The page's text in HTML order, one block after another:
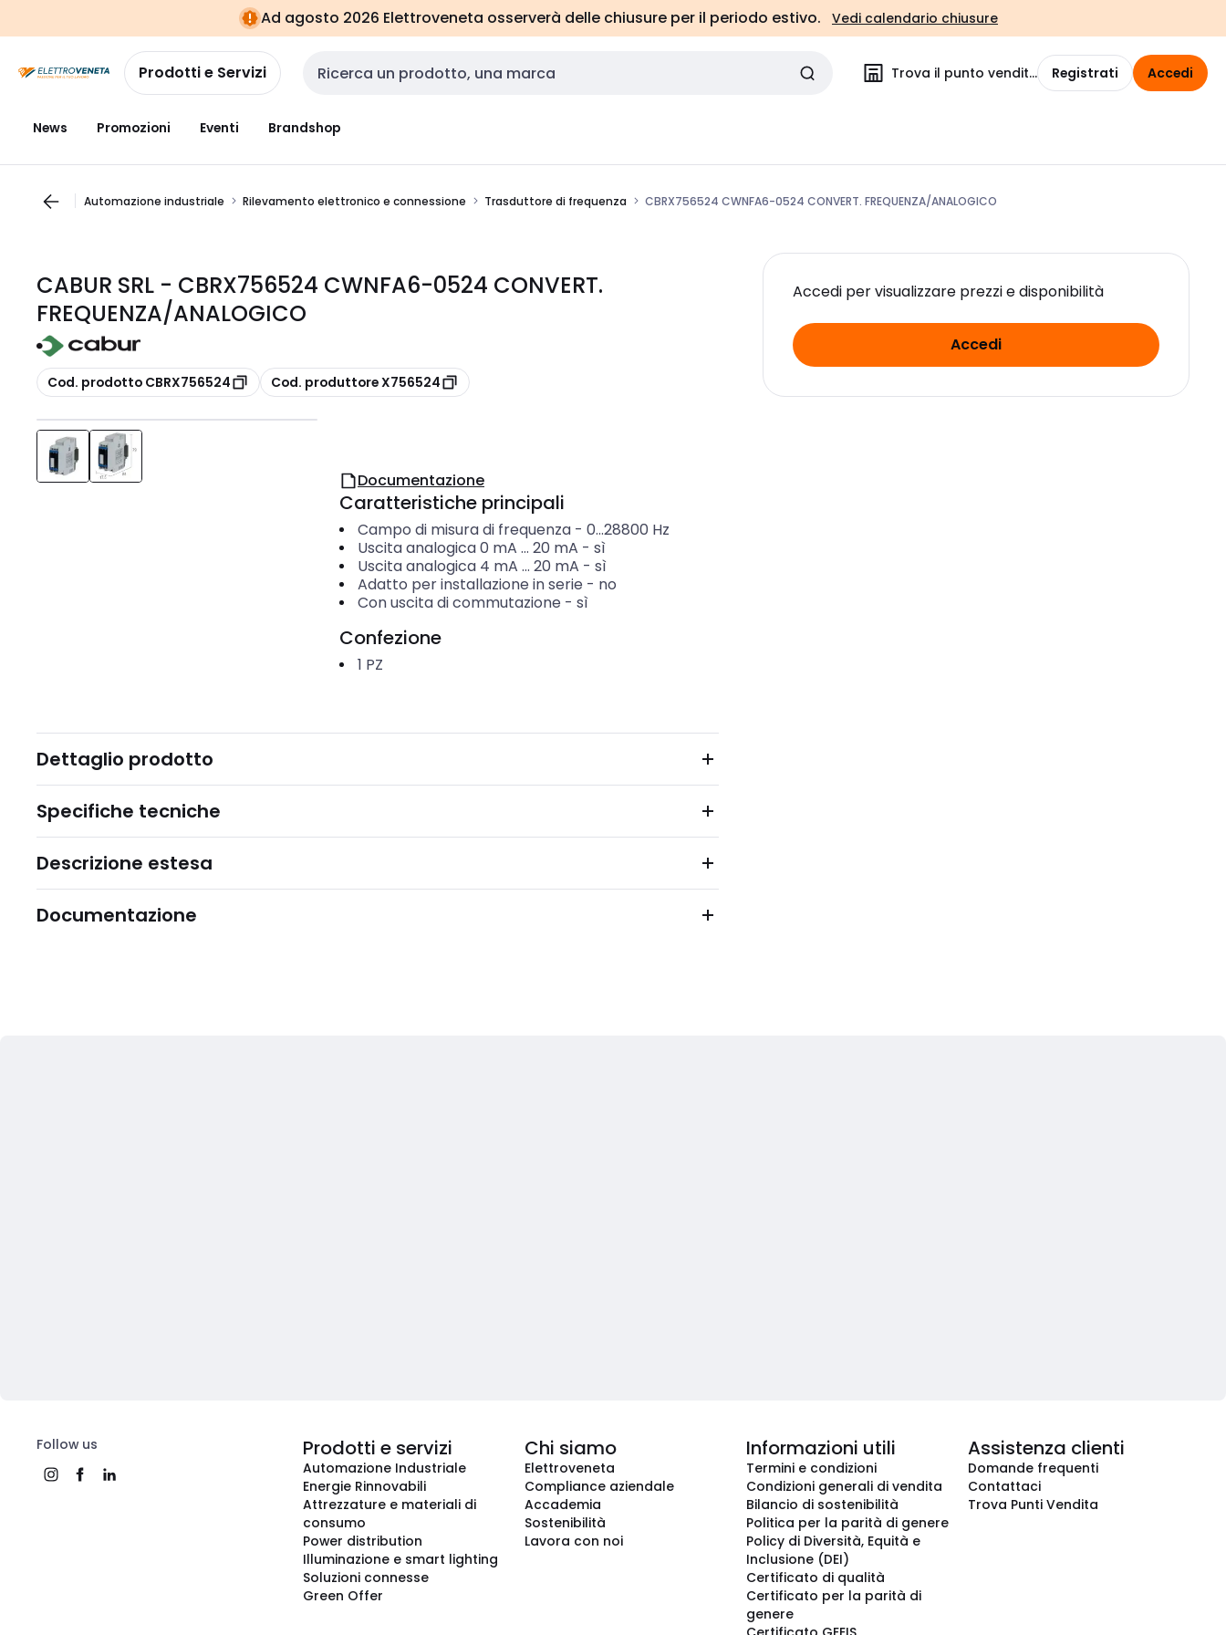
navigazionealla
pagina
Ad agosto 2026 Elettroveneta osserverà delle chiusure per il periodo estivo. Vedi calendario chiusure
Prodotti e Servizi Cerca input Trova il punto vendita Registrati Accedi
News Promozioni Eventi Brandshop
Automazione industriale Rilevamento elettronico e connessione Trasduttore di frequenza CBRX756524 CWNFA6-0524 CONVERT. FREQUENZA/ANALOGICO
CABUR SRL - CBRX756524 CWNFA6-0524 CONVERT.
FREQUENZA/ANALOGICO
copia
Cod. prodotto CBRX756524 copia
Cod. produttore X756524
Accedi per visualizzare prezzi e disponibilità
Accedi
Documentazione
Caratteristiche principali
Campo di misura di frequenza- 0...28800 Hz
Uscita analogica 0 mA ... 20 mA - sì
Uscita analogica 4 mA ... 20 mA - sì
Adatto per installazione in serie - no
Con uscita di commutazione - sì
Confezione
1 PZ
Dettaglio prodotto
Specifiche tecniche
Descrizione estesa
Documentazione
Follow us Prodotti e servizi
Automazione Industriale
Energie Rinnovabili
Attrezzature e materiali di
consumo
Power distribution
Illuminazione e smart lighting
Soluzioni connesse
Green Offer
Chi siamo
Elettroveneta
Compliance aziendale
Accademia
Sostenibilità
Lavora con noi
Informazioni utili
Termini e condizioni
Condizioni generali di vendita
Bilancio di sostenibilità
Politica per la parità di genere
Policy di Diversità, Equità e
Inclusione (DEI)
Certificato di qualità
Certificato per la parità di
genere
Assistenza clienti
Domande frequenti
Contattaci
Trova Punti Vendita